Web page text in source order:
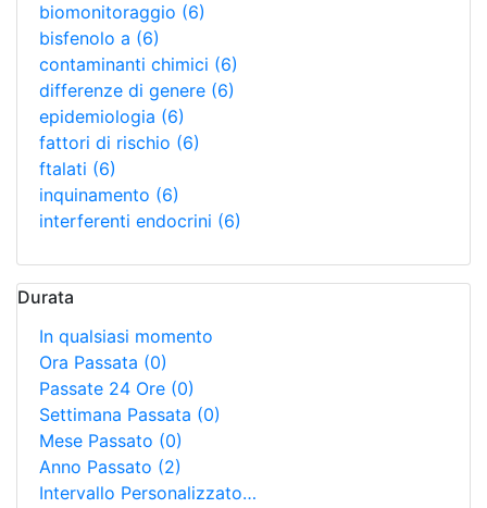
biomonitoraggio (6)
bisfenolo a (6)
contaminanti chimici (6)
differenze di genere (6)
epidemiologia (6)
fattori di rischio (6)
ftalati (6)
inquinamento (6)
interferenti endocrini (6)
Durata
In qualsiasi momento
Ora Passata (0)
Passate 24 Ore (0)
Settimana Passata (0)
Mese Passato (0)
Anno Passato (2)
Intervallo Personalizzato…